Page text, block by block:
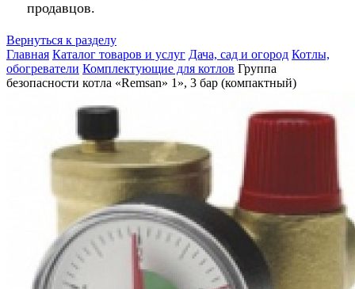
продавцов.
Вернуться к разделу
Главная Каталог товаров и услуг Дача, сад и огород Котлы,
обогреватели Комплектующие для котлов Группа
безопасности котла «Remsan» 1», 3 бар (компактный)